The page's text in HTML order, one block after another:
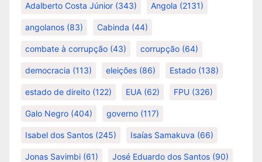
Adalberto Costa Júnior (343) Angola (2131)
angolanos (83) Cabinda (44)
combate à corrupção (43) corrupção (64)
democracia (113) eleições (86) Estado (138)
estado de direito (122) EUA (62) FPU (326)
Galo Negro (404) governo (117)
Isabel dos Santos (245) Isaías Samakuva (66)
Jonas Savimbi (61) José Eduardo dos Santos (90)